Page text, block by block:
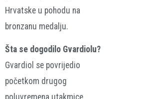
Hrvatske u pohodu na
bronzanu medalju.
Šta se dogodilo Gvardiolu?
Gvardiol se povrijedio
početkom drugog